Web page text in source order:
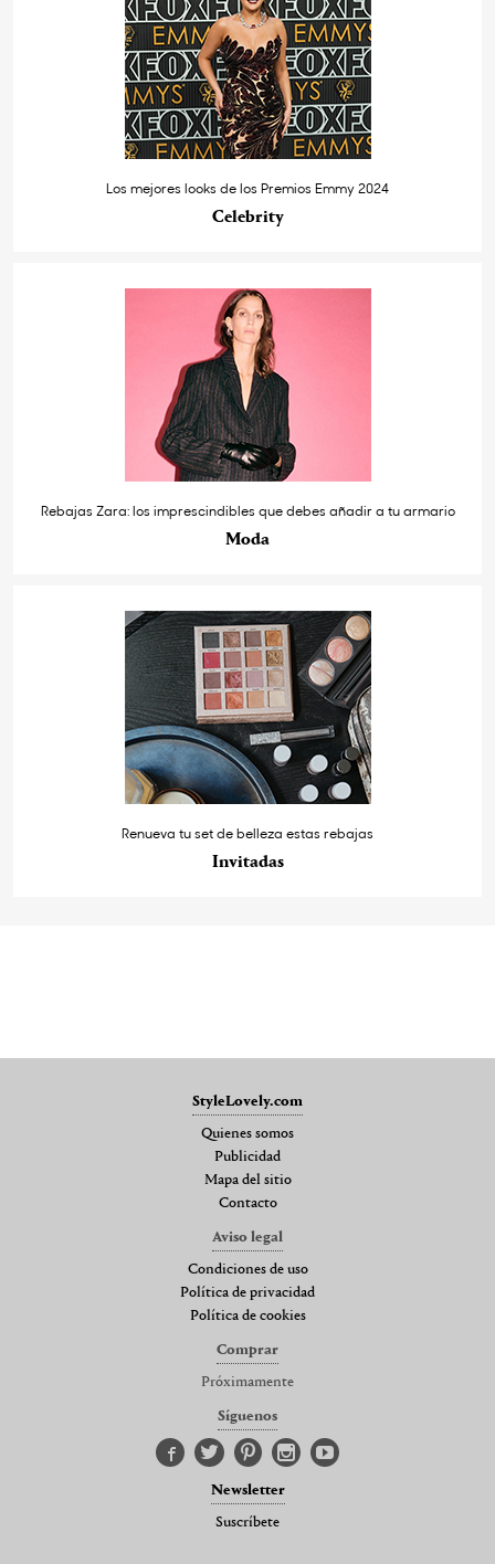
Los mejores looks de los Premios Emmy 2024
Celebrity
Rebajas Zara: los imprescindibles que debes añadir a tu armario
Moda
Renueva tu set de belleza estas rebajas
Invitadas
StyleLovely.com
Quienes somos
Publicidad
Mapa del sitio
Contacto
Aviso legal
Condiciones de uso
Política de privacidad
Política de cookies
Comprar
Próximamente
Síguenos
Newsletter
Suscríbete